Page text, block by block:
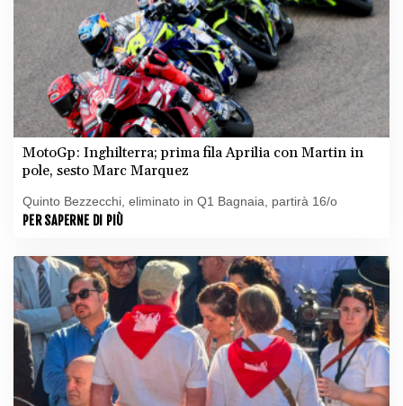
MotoGp: Inghilterra; prima fila Aprilia con Martin in
pole, sesto Marc Marquez
Quinto Bezzecchi, eliminato in Q1 Bagnaia, partirà 16/o
PER SAPERNE DI PIÙ